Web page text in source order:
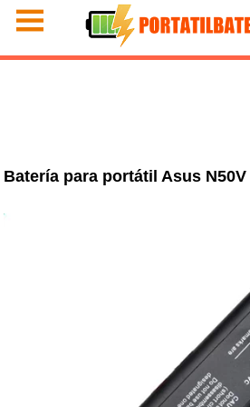
Batería para portátil Asus N50V